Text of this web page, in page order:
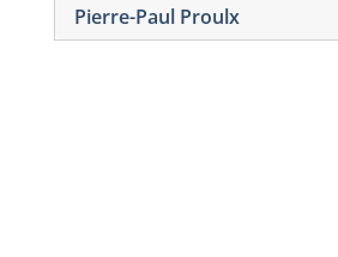
Pierre-Paul Proulx